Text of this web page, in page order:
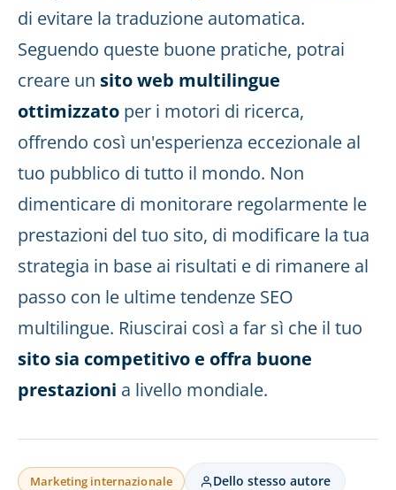
di evitare la traduzione automatica.
Seguendo queste buone pratiche, potrai
creare un sito web multilingue
ottimizzato per i motori di ricerca,
offrendo così un'esperienza eccezionale al
tuo pubblico di tutto il mondo. Non
dimenticare di monitorare regolarmente le
prestazioni del tuo sito, di modificare la tua
strategia in base ai risultati e di rimanere al
passo con le ultime tendenze SEO
multilingue. Riuscirai così a far sì che il tuo
sito sia competitivo e offra buone
prestazioni a livello mondiale.
Marketing internazionale Dello stesso autore